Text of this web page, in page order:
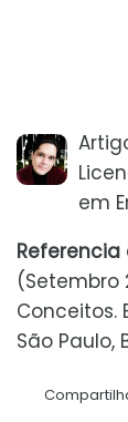
em
Referencia
(Setembro
São Paulo,